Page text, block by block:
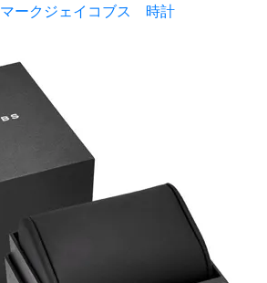
マークジェイコブス 時計